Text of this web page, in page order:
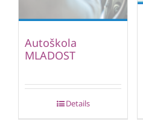
Autoškola
MLADOST
Details